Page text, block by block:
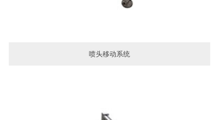
喷头移动系统